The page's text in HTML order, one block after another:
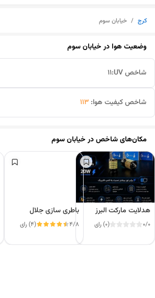
کرج / خیابان سوم
وضعیت هوا درخیابان سوم
شاخص UV: 11
شاخص کیفیت هوا: 113
مکان‌های شاخص درخیابان سوم
هدلایت مارکت البرز
0/0 (0) رای
باطری سازی جلال
4/8 (4) رای